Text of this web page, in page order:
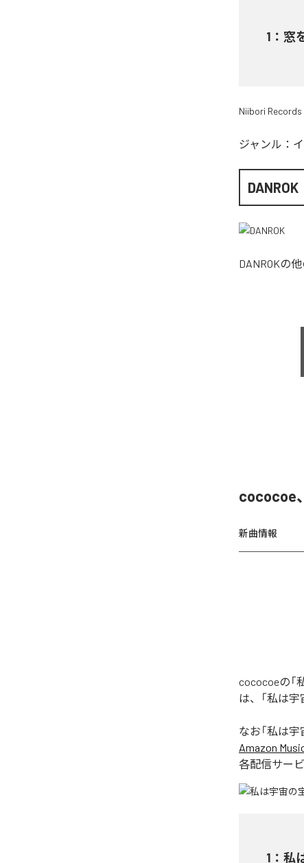
1 ： 窓
Niibori Records
ジャンル：
DANROK
DANROKの他
cococoe
新曲情報
cococoeの「
は、「私は宇
なお「私は宇
Amazon
各配信サー
1 ： 私